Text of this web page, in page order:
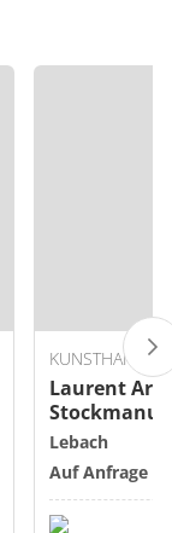
Laurent Art
Lebach
Auf Anfrage